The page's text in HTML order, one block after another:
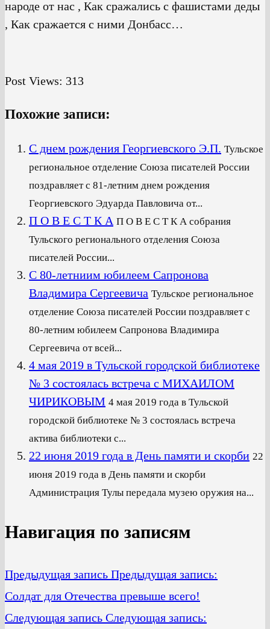
народе от нас , Как сражались с фашистами деды
, Как сражается с ними Донбасс…
Post Views: 313
Похожие записи:
С днем рождения Георгиевского Э.П. Тульское
региональное отделение Союза писателей России
поздравляет с 81-летним днем рождения
Георгиевского Эдуарда Павловича от...
П О В Е С Т К А П О В Е С Т К А собрания
Тульского регионального отделения Союза
писателей России...
С 80-летниим юбилеем Сапронова
Владимира Сергеевича Тульское региональное
отделение Союза писателей России поздравляет с
80-летним юбилеем Сапронова Владимира
Сергеевича от всей...
4 мая 2019 в Тульской городской библиотеке
№ 3 состоялась встреча с МИХАИЛОМ
ЧИРИКОВЫМ 4 мая 2019 года в Тульской
городской библиотеке № 3 состоялась встреча
актива библиотеки с...
22 июня 2019 года в День памяти и скорби 22
июня 2019 года в День памяти и скорби
Администрация Тулы передала музею оружия на...
Навигация по записям
Предыдущая запись Предыдущая запись:
Солдат для Отечества превыше всего!
Следующая запись Следующая запись: